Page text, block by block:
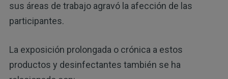
sus áreas de trabajo agravó la afección de las
participantes.
La exposición prolongada o crónica a estos
productos y desinfectantes también se ha